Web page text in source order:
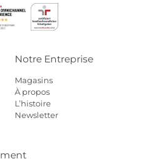
Notre Entreprise
Magasins
À propos
L’histoire
Newsletter